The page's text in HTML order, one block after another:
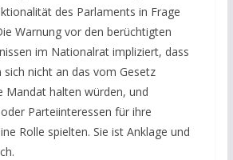
des Parlaments in Frage
Warnung vor den berüchtigten
im Nationalrat impliziert, dass
sich nicht an das vom Gesetz
Mandat halten würden, und
Parteiinteressen für ihre
Rolle spielten. Sie ist Anklage und